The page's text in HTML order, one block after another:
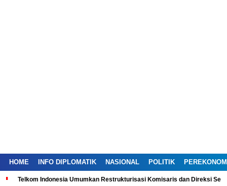
HOME INFO DIPLOMATIK NASIONAL POLITIK
Telkom Indonesia Umumkan Restrukturisasi Komisaris dan Direksi